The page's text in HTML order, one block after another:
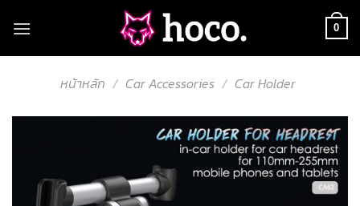
0
หน้าหลัก / Car Accessories / Car Holder